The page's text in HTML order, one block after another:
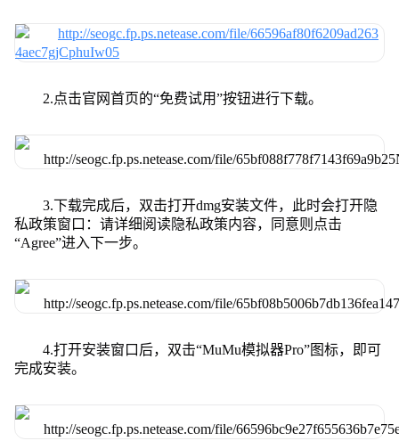
2.点击官网首页的“免费试用”按钮进行下载。
3.下载完成后，双击打开dmg安装文件，此时会打开隐
私政策窗口：请详细阅读隐私政策内容，同意则点击
“Agree”进入下一步。
4.打开安装窗口后，双击“MuMu模拟器Pro”图标，即可
完成安装。